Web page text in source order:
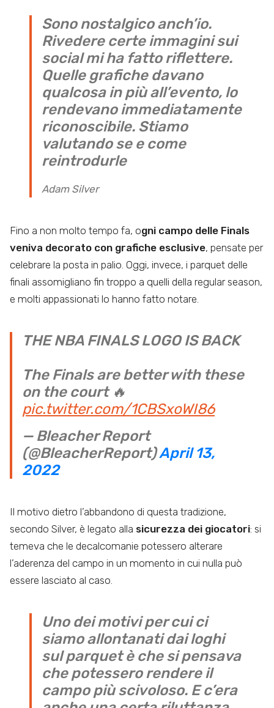
Sono nostalgico anch’io.
Rivedere certe immagini sui
social mi ha fatto riflettere.
Quelle grafiche davano
qualcosa in più all’evento, lo
rendevano immediatamente
riconoscibile. Stiamo
valutando se e come
reintrodurle
Adam Silver
Fino a non molto tempo fa, ogni campo delle Finals
veniva decorato con grafiche esclusive, pensate per
celebrare la posta in palio. Oggi, invece, i parquet delle
finali assomigliano fin troppo a quelli della regular season,
e molti appassionati lo hanno fatto notare.
THE NBA FINALS LOGO IS BACK
The Finals are better with these
on the court 🔥
pic.twitter.com/1CBSxoWI86
— Bleacher Report
(@BleacherReport)April 13,
2022
Il motivo dietro l’abbandono di questa tradizione,
secondo Silver, è legato alla sicurezza dei giocatori: si
temeva che le decalcomanie potessero alterare
l’aderenza del campo in un momento in cui nulla può
essere lasciato al caso.
Uno dei motivi per cui ci
siamo allontanati dai loghi
sul parquet è che si pensava
che potessero rendere il
campo più scivoloso. E c’era